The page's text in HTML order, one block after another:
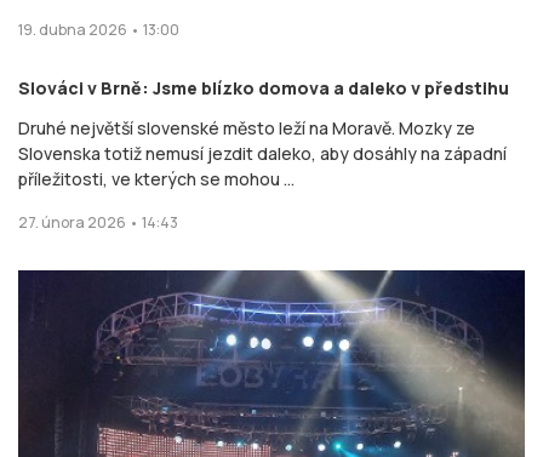
19. dubna 2026 • 13:00
Slováci v Brně: Jsme blízko domova a daleko v předstihu
Druhé největší slovenské město leží na Moravě. Mozky ze
Slovenska totiž nemusí jezdit daleko, aby dosáhly na západní
příležitosti, ve kterých se mohou ...
27. února 2026 • 14:43